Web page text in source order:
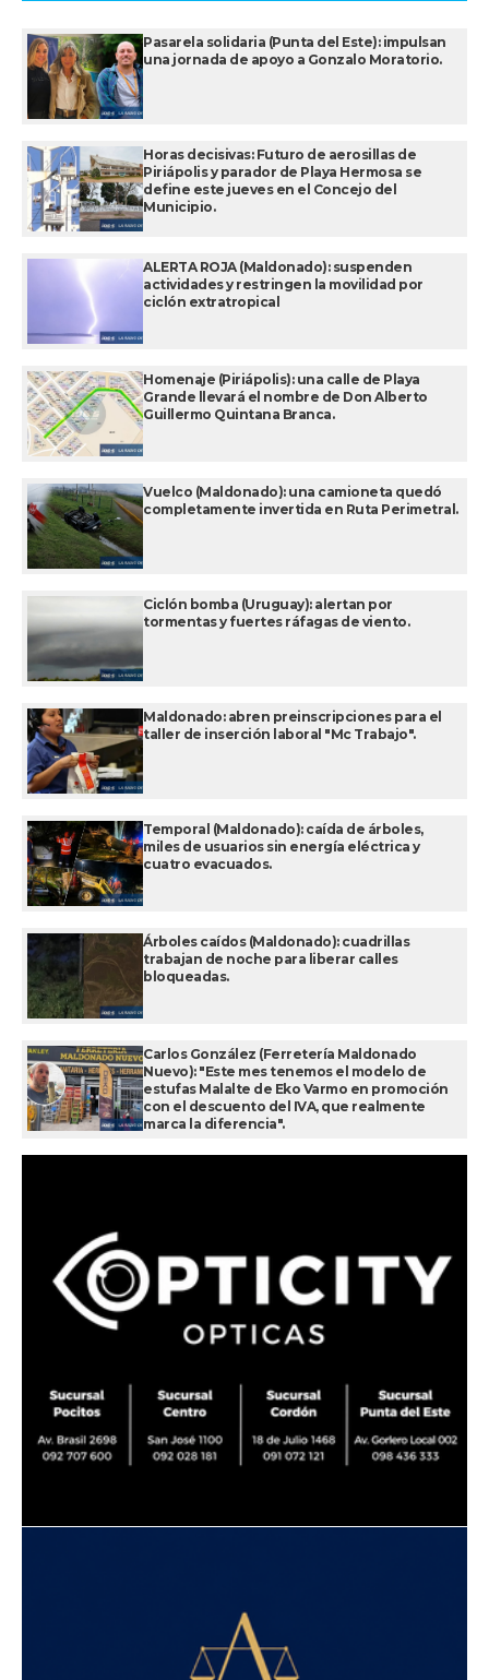
Pasarela solidaria (Punta del Este): impulsan
una jornada de apoyo a Gonzalo Moratorio.
Horas decisivas: Futuro de aerosillas de
Piriápolis y parador de Playa Hermosa se
define este jueves en el Concejo del
Municipio.
ALERTA ROJA (Maldonado): suspenden
actividades y restringen la movilidad por
ciclón extratropical
Homenaje (Piriápolis): una calle de Playa
Grande llevará el nombre de Don Alberto
Guillermo Quintana Branca.
Vuelco (Maldonado): una camioneta quedó
completamente invertida en Ruta Perimetral.
Ciclón bomba (Uruguay): alertan por
tormentas y fuertes ráfagas de viento.
Maldonado: abren preinscripciones para el
taller de inserción laboral "Mc Trabajo".
Temporal (Maldonado): caída de árboles,
miles de usuarios sin energía eléctrica y
cuatro evacuados.
Árboles caídos (Maldonado): cuadrillas
trabajan de noche para liberar calles
bloqueadas.
Carlos González (Ferretería Maldonado
Nuevo): "Este mes tenemos el modelo de
estufas Malalte de Eko Varmo en promoción
con el descuento del IVA, que realmente
marca la diferencia".